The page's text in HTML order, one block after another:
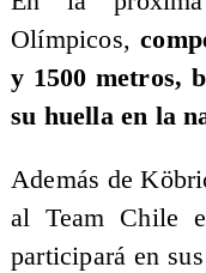
Olímpicos,
y 1500 metros,
su huella en la
Además de
al Team Chile
participará en